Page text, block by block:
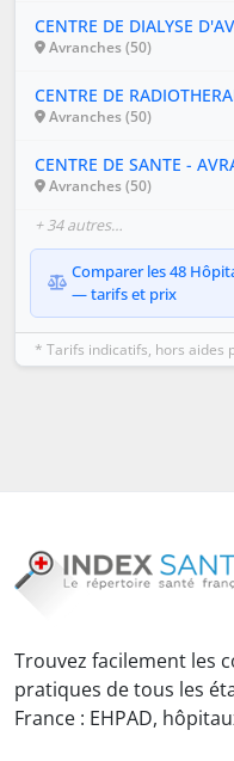
CENTRE DE DIALYSE
Avranches (50)
CENTRE DE
Avranches (50)
CENTRE DE SANTE -
Avranches (50)
+ 34 autres…
Comparer les 48
— tarifs et prix
* Tarifs indicatifs, hors aides
Trouvez facilement les
pratiques de tous les
France : EHPAD,